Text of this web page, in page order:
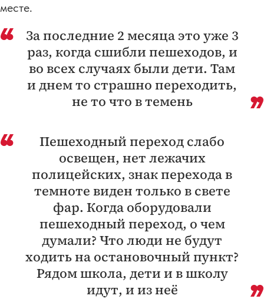
месте.
За последние 2 месяца это уже 3
раз, когда сшибли пешеходов, и
во всех случаях были дети. Там
и днем то страшно переходить,
не то что в темень
Пешеходный переход слабо
освещен, нет лежачих
полицейских, знак перехода в
темноте виден только в свете
фар. Когда оборудовали
пешеходный переход, о чем
думали? Что люди не будут
ходить на остановочный пункт?
Рядом школа, дети и в школу
идут, и из неё